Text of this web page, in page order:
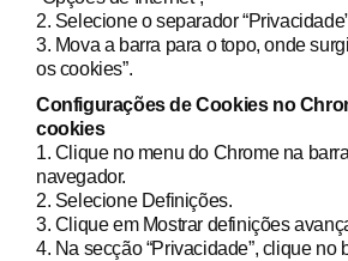
2. Selecione o separador
3. Mova a barra para o topo, onde
os cookies”.
Configurações de Cookies no
cookies
1. Clique no menu do Chrome na
navegador.
2. Selecione Definições.
3. Clique em Mostrar definições
4. Na secção “Privacidade”, clique no